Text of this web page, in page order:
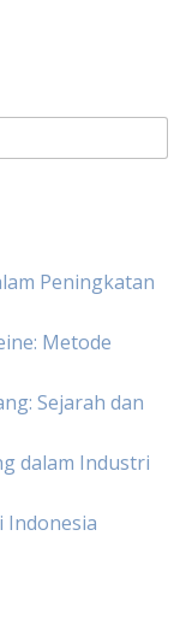
Peningkatan
Metode
Sejarah dan
dalam Industri
Indonesia